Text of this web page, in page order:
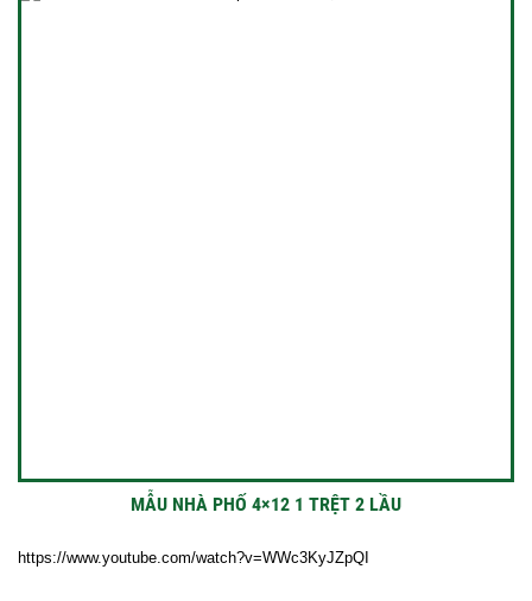
MẪU NHÀ PHỐ 4×12 1 TRỆT 2 LẦU
https://www.youtube.com/watch?v=WWc3KyJZpQI